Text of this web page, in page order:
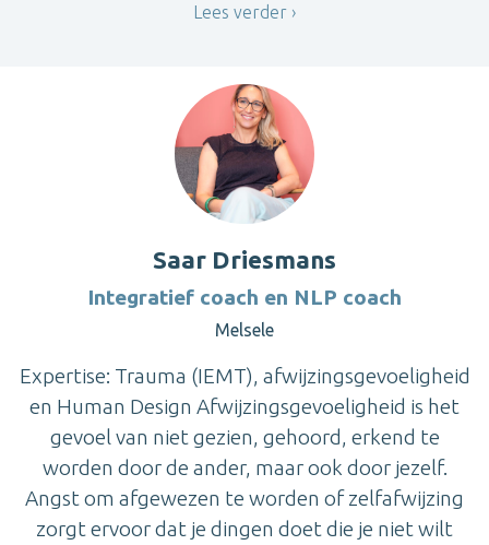
Lees verder
Saar Driesmans
Integratief coach en NLP coach
Melsele
Expertise: Trauma (IEMT), afwijzingsgevoeligheid
en Human Design Afwijzingsgevoeligheid is het
gevoel van niet gezien, gehoord, erkend te
worden door de ander, maar ook door jezelf.
Angst om afgewezen te worden of zelfafwijzing
zorgt ervoor dat je dingen doet die je niet wilt